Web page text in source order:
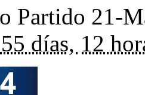
Partido 21-
días, 12